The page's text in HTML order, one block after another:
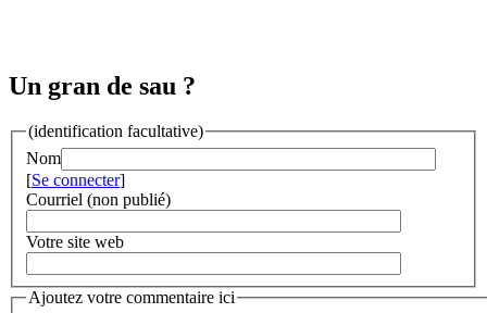
Un gran de sau ?
(identification facultative)
Nom
[Se connecter]
Courriel (non publié)
Votre site web
Ajoutez votre commentaire ici